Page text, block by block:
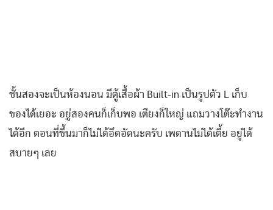
ชั้นสองจะเป็นห้องนอน มีตู้เสื้อผ้า Built-in เป็นรูปตัว L เก็บ
ของได้เยอะ อยู่สองคนก็เก็บพอ เตียงก็ใหญ่ แถมวางโต๊ะทำงาน
ได้อีก ตอนที่ขึ้นมาก็ไม่ได้อึดอัดนะครับ เพดานไม่ได้เตี้ย อยู่ได้
สบายๆ เลย